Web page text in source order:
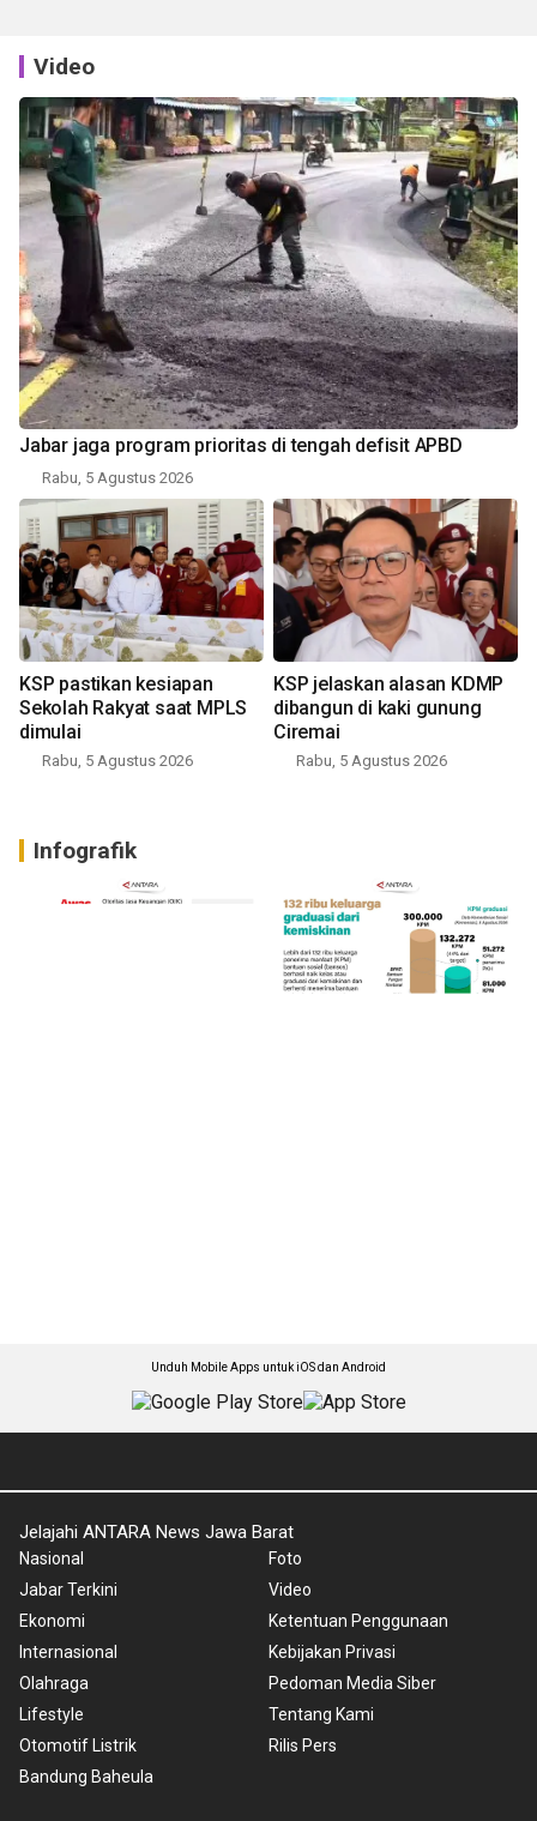
Video
Jabar jaga program prioritas di tengah defisit APBD
Rabu, 5 Agustus 2026
KSP pastikan kesiapan
Sekolah Rakyat saat MPLS
dimulai
Rabu, 5 Agustus 2026
KSP jelaskan alasan KDMP
dibangun di kaki gunung
Ciremai
Rabu, 5 Agustus 2026
Infografik
Unduh Mobile Apps untuk iOS dan Android
Jelajahi ANTARA News Jawa Barat
Nasional
Jabar Terkini
Ekonomi
Internasional
Olahraga
Lifestyle
Otomotif Listrik
Bandung Baheula
Foto
Video
Ketentuan Penggunaan
Kebijakan Privasi
Pedoman Media Siber
Tentang Kami
Rilis Pers